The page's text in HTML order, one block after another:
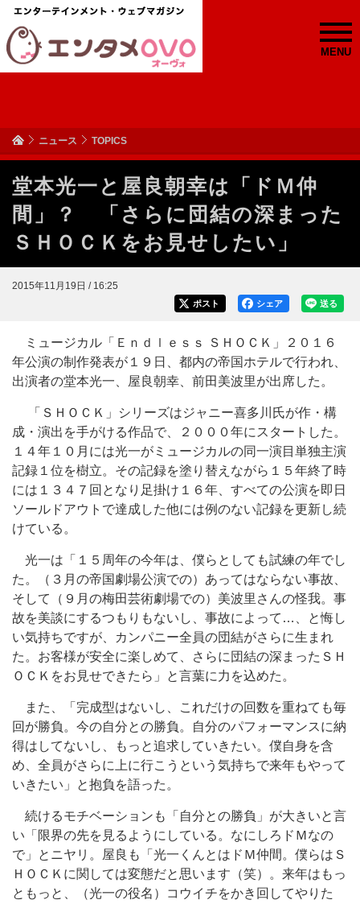
MENU
ニュース TOPICS
堂本光一と屋良朝幸は「ドＭ仲
間」？ 「さらに団結の深まった
ＳＨＯＣＫをお見せしたい」
2015年11月19日 / 16:25
送る
シェア
ポスト
ミュージカル「Ｅｎｄｌｅｓｓ ＳＨＯＣＫ」２０１６
年公演の制作発表が１９日、都内の帝国ホテルで行われ、
出演者の堂本光一、屋良朝幸、前田美波里が出席した。
「ＳＨＯＣＫ」シリーズはジャニー喜多川氏が作・構
成・演出を手がける作品で、２０００年にスタートした。
１４年１０月には光一がミュージカルの同一演目単独主演
記録１位を樹立。その記録を塗り替えながら１５年終了時
には１３４７回となり足掛け１６年、すべての公演を即日
ソールドアウトで達成した他には例のない記録を更新し続
けている。
光一は「１５周年の今年は、僕らとしても試練の年でし
た。（３月の帝国劇場公演での）あってはならない事故、
そして（９月の梅田芸術劇場での）美波里さんの怪我。事
故を美談にするつもりもないし、事故によって…、と悔し
い気持ちですが、カンパニー全員の団結がさらに生まれ
た。お客様が安全に楽しめて、さらに団結の深まったＳＨ
ＯＣＫをお見せできたら」と言葉に力を込めた。
また、「完成型はないし、これだけの回数を重ねても毎
回が勝負。今の自分との勝負。自分のパフォーマンスに納
得はしてないし、もっと追求していきたい。僕自身を含
め、全員がさらに上に行こうという気持ちで来年もやって
いきたい」と抱負を語った。
続けるモチベーションも「自分との勝負」が大きいと言
い「限界の先を見るようにしている。なにしろドＭなの
で」とニヤリ。屋良も「光一くんとはドＭ仲間。僕らはＳ
ＨＯＣＫに関しては変態だと思います（笑）。来年はもっ
ともっと、（光一の役名）コウイチをかき回してやりた